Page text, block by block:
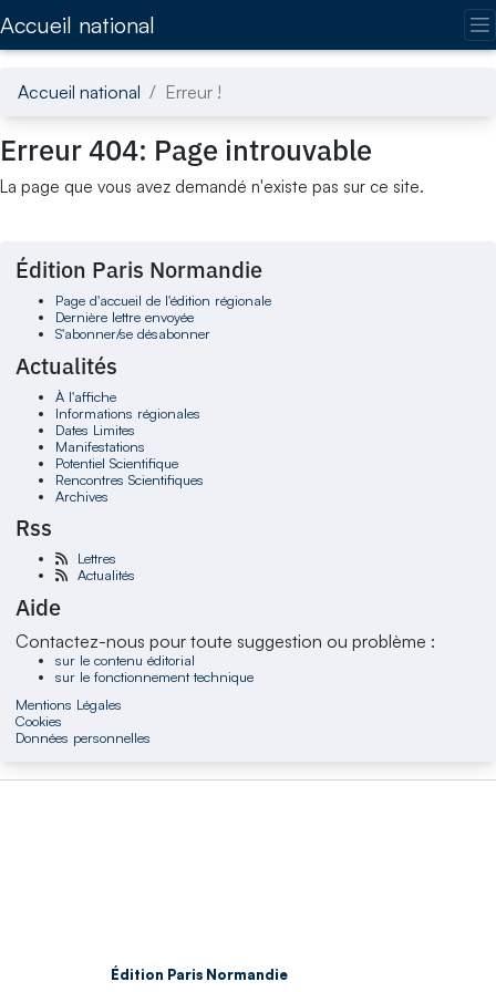
Accueil national
Accueil national Erreur !
Erreur 404: Page introuvable
La page que vous avez demandé n'existe pas sur ce site.
Édition Paris Normandie
Page d'accueil de l'édition régionale
Dernière lettre envoyée
S'abonner/se désabonner
Actualités
À l'affiche
Informations régionales
Dates Limites
Manifestations
Potentiel Scientifique
Rencontres Scientifiques
Archives
Rss
Lettres
Actualités
Aide
Contactez-nous pour toute suggestion ou problème :
sur le contenu éditorial
sur le fonctionnement technique
Mentions Légales
Cookies
Données personnelles
Édition Paris Normandie